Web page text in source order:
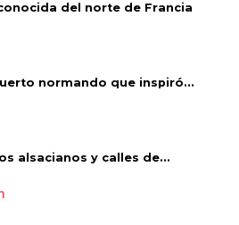
del norte de Francia
normando que inspiró...
alsacianos y calles de...